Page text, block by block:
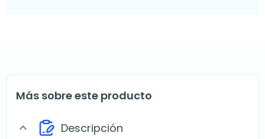
Más sobre este producto
expand_more Descripción